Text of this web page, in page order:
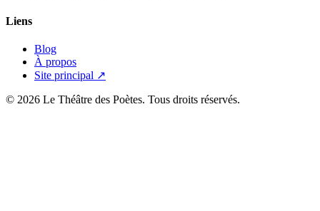
Liens
Blog
À propos
Site principal ↗
© 2026 Le Théâtre des Poètes. Tous droits réservés.